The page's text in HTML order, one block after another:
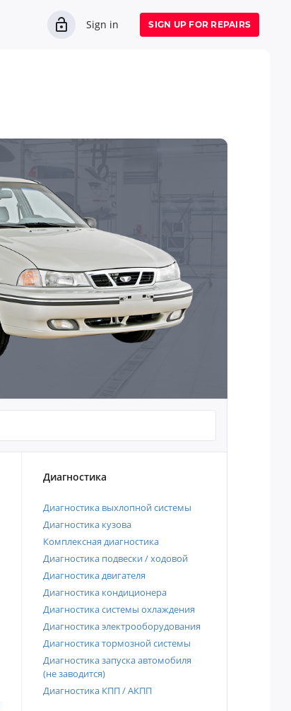
Sign in SIGN UP FOR REPAIRS
Диагностика
Диагностика выхлопной системы
Диагностика кузова
Комплексная диагностика
Диагностика подвески / ходовой
Диагностика двигателя
Диагностика кондиционера
Диагностика системы охлаждения
Диагностика электрооборудования
Диагностика тормозной системы
Диагностика запуска автомобиля
(не заводится)
Диагностика КПП / АКПП